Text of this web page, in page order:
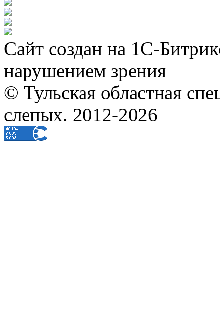
Сайт создан на 1С-
нарушением зрения
© Тульская областная
слепых. 2012-2026